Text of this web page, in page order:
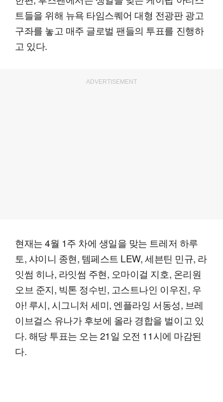
트들을 위해 뉴욕 타임스퀘어 대형 전광판 광고
구좌를 놓고 매주 글로벌 팬들의 투표를 진행하
고 있다.
ADVERTISEMENT
현재는 4월 1주 차에 생일을 맞는 트레저 하루
토, 샤이니 종현, 템페스트 LEW, 세븐틴 민규, 라
잇썸 히나, 라잇썸 주현, 오마이걸 지호, 온리원
오브 준지, 빅톤 정수빈, 고스트나인 이우진, 우
아! 루시, 시그니처 세미, 엔플라잉 서동성, 브레
이브걸스 유나가 후보에 올라 경합을 벌이고 있
다. 해당 투표는 오는 21일 오전 11시에 마감된
다.